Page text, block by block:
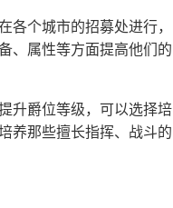
个城市的招募处进行，
、属性等方面提高他们的
升爵位等级，可以选择培
养那些擅长指挥、战斗的